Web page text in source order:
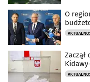
O
Zaczął